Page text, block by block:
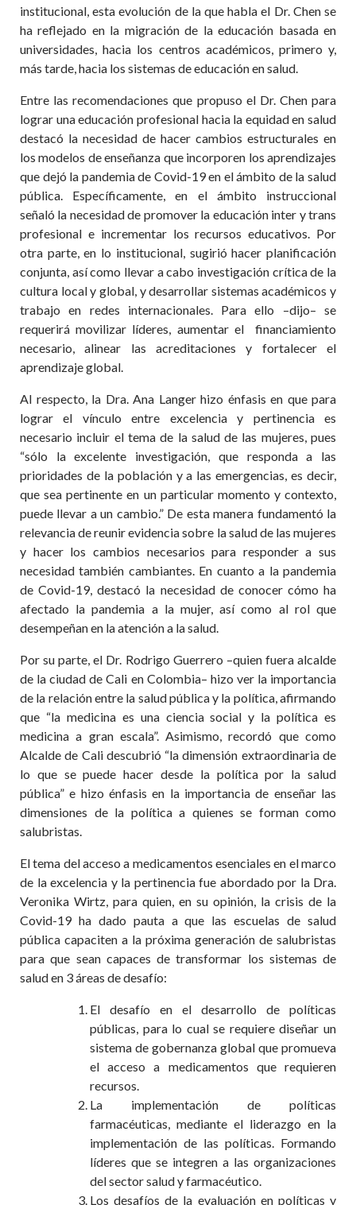
institucional, esta evolución de la que habla el Dr. Chen se
ha reflejado en la migración de la educación basada en
universidades, hacia los centros académicos, primero y,
más tarde, hacia los sistemas de educación en salud.
Entre las recomendaciones que propuso el Dr. Chen para
lograr una educación profesional hacia la equidad en salud
destacó la necesidad de hacer cambios estructurales en
los modelos de enseñanza que incorporen los aprendizajes
que dejó la pandemia de Covid-19 en el ámbito de la salud
pública. Específicamente, en el ámbito instruccional
señaló la necesidad de promover la educación inter y trans
profesional e incrementar los recursos educativos. Por
otra parte, en lo institucional, sugirió hacer planificación
conjunta, así como llevar a cabo investigación crítica de la
cultura local y global, y desarrollar sistemas académicos y
trabajo en redes internacionales. Para ello –dijo– se
requerirá movilizar líderes, aumentar el
financiamiento
necesario, alinear las acreditaciones y fortalecer el
aprendizaje global.
Al respecto, la Dra. Ana Langer hizo énfasis en que para
lograr el vínculo entre excelencia y pertinencia es
necesario incluir el tema de la salud de las mujeres, pues
“sólo la excelente investigación, que responda a las
prioridades de la población y a las emergencias, es decir,
que sea pertinente en un particular momento y contexto,
puede llevar a un cambio.” De esta manera fundamentó la
relevancia de reunir evidencia sobre la salud de las mujeres
y hacer los cambios necesarios para responder a sus
necesidad también cambiantes. En cuanto a la pandemia
de Covid-19, destacó la necesidad de conocer cómo ha
afectado la pandemia a la mujer, así como al rol que
desempeñan en la atención a la salud.
Por su parte, el Dr. Rodrigo Guerrero –quien fuera alcalde
de la ciudad de Cali en Colombia– hizo ver la importancia
de la relación entre la salud pública y la política, afirmando
que “la medicina es una ciencia social y la política es
medicina a gran escala”. Asimismo, recordó que como
Alcalde de Cali descubrió “la dimensión extraordinaria de
lo que se puede hacer desde la política por la salud
pública” e hizo énfasis en la importancia de enseñar las
dimensiones de la política a quienes se forman como
salubristas.
El tema del acceso a medicamentos esenciales en el marco
de la excelencia y la pertinencia fue abordado por la Dra.
Veronika Wirtz, para quien, en su opinión, la crisis de la
Covid-19 ha dado pauta a que las escuelas de salud
pública capaciten a la próxima generación de salubristas
para que sean capaces de transformar los sistemas de
salud en 3 áreas de desafío:
El desafío en el desarrollo de políticas
públicas, para lo cual se requiere diseñar un
sistema de gobernanza global que promueva
el acceso a medicamentos que requieren
recursos.
La implementación de políticas
farmacéuticas, mediante el liderazgo en la
implementación de las políticas. Formando
líderes que se integren a las organizaciones
del sector salud y farmacéutico.
Los desafíos de la evaluación en políticas y